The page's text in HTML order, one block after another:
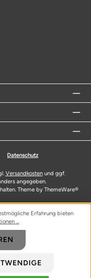
Datenschutz
Versandkostenund ggf.
angegeben.
Theme by ThemeWare®
Erfahrung bieten
...